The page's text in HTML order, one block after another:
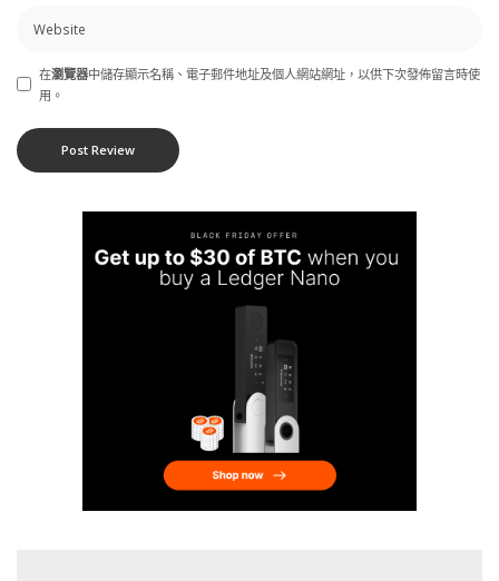
在瀏覽器中儲存顯示名稱、電子郵件地址及個人網站網址，以供下次發佈留言時使
用。